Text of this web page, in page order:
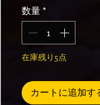
数量*
在庫残り5点
カートに追加す